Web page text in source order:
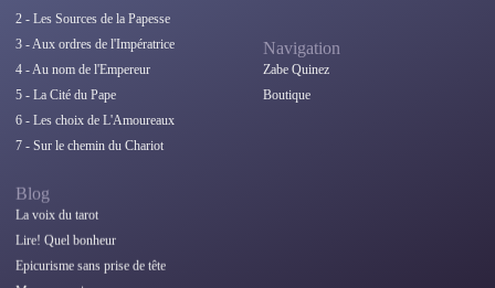
2 - Les Sources de la Papesse
3 - Aux ordres de l'Impératrice
4 - Au nom de l'Empereur
5 - La Cité du Pape
6 - Les choix de L'Amoureaux
7 - Sur le chemin du Chariot
Blog
La voix du tarot
Lire! Quel bonheur
Epicurisme sans prise de tête